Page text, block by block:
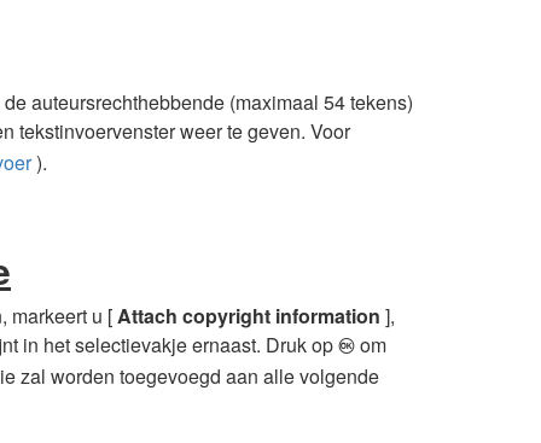
auteursrechthebbende (maximaal 54 tekens)
tekstinvoervenster weer te geven. Voor
).
markeert u [Attach copyright information ],
in het selectievakje ernaast. Druk op J om
zal worden toegevoegd aan alle volgende